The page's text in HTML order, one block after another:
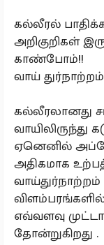
கல்லீரல்
அறிகுறிகள்
காண்போம்!!
வாய்
கல்லீரலானது
ஏனெனில்
அதிகமாக
எவ்வளவு
தோன்றுகிறது .